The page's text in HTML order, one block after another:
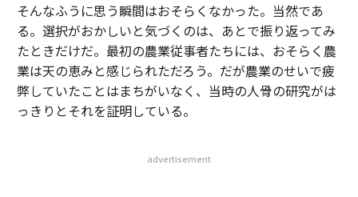
そんなふうに思う瞬間はおそらくなかった。当然であ
る。選択がおかしいと気づくのは、あとで振り返ってみ
たときだけだ。最初の農業従事者たちには、おそらく農
業は天の恵みと感じられただろう。だが農業のせいで疲
弊していたことはまちがいなく、当時の人骨の研究がは
っきりとそれを証明している。
advertisement